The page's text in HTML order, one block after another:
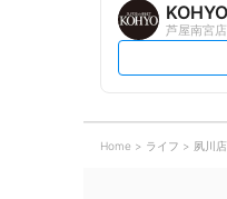
KOHYO
芦屋南宮店
Home ライフ 夙川店